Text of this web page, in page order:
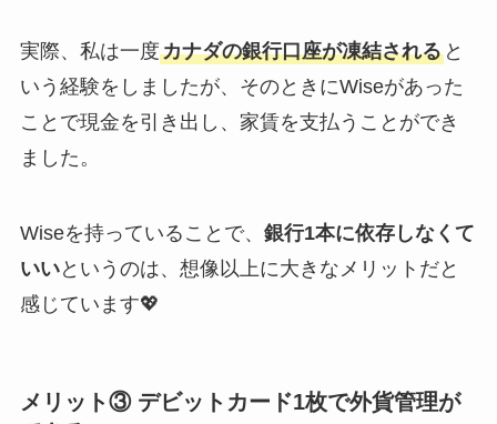
実際、私は一度カナダの銀行口座が凍結されると
いう経験をしましたが、そのときにWiseがあった
ことで現金を引き出し、家賃を支払うことができ
ました。
Wiseを持っていることで、 銀行1本に依存しなくて
いいというのは、想像以上に大きなメリットだと
感じています💖
メリット③ デビットカード1枚で外貨管理が